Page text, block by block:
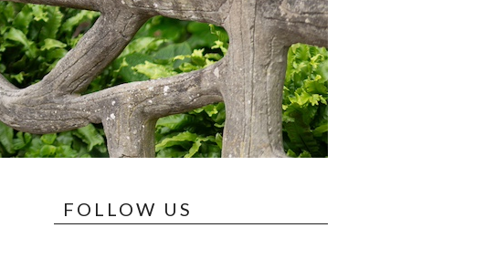
FOLLOW US